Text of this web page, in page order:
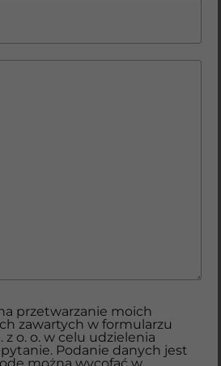
przetwarzanie moich
zawartych w formularzu
z o. o. w celu udzielenia
Podanie danych jest